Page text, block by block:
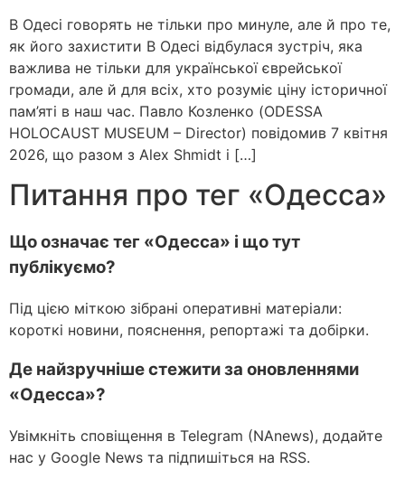
В Одесі говорять не тільки про минуле, але й про те,
як його захистити В Одесі відбулася зустріч, яка
важлива не тільки для української єврейської
громади, але й для всіх, хто розуміє ціну історичної
пам’яті в наш час. Павло Козленко (ODESSA
HOLOCAUST MUSEUM – Director) повідомив 7 квітня
2026, що разом з Alex Shmidt і […]
Питання про тег «Одесса»
Що означає тег «Одесса» і що тут
публікуємо?
Під цією міткою зібрані оперативні матеріали:
короткі новини, пояснення, репортажі та добірки.
Де найзручніше стежити за оновленнями
«Одесса»?
Увімкніть сповіщення в Telegram (NAnews), додайте
нас у Google News та підпишіться на RSS.